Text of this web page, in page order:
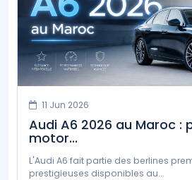
11 Jun 2026
Audi A6 2026 au Maroc :
motor...
L'Audi A6 fait partie des berlines
prestigieuses disponibles au...